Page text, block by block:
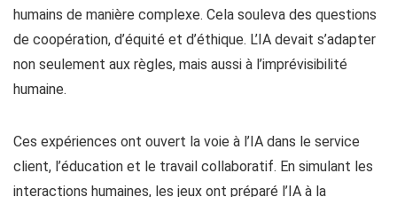
humains de manière complexe. Cela souleva des questions
de coopération, d’équité et d’éthique. L’IA devait s’adapter
non seulement aux règles, mais aussi à l’imprévisibilité
humaine.
Ces expériences ont ouvert la voie à l’IA dans le service
client, l’éducation et le travail collaboratif. En simulant les
interactions humaines, les jeux ont préparé l’IA à la